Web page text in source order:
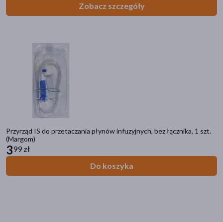
Zobacz szczegóły
Przyrząd IS do przetaczania płynów infuzyjnych, bez łącznika, 1 szt.
(Margom)
399 zł
Do koszyka